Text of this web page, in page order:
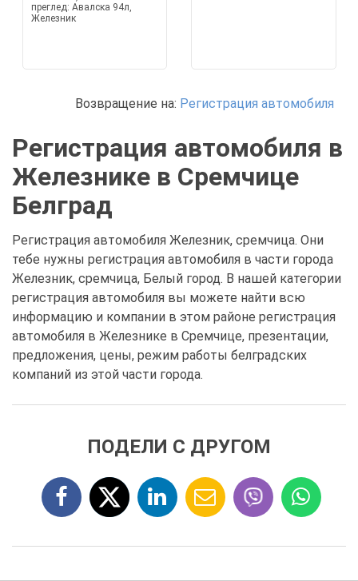
преглед: Авалска 94л,
Железник
Возвращение на: Регистрация автомобиля
Регистрация автомобиля в
Железнике в Сремчице
Белград
Регистрация автомобиля Железник, сремчица. Они
тебе нужны регистрация автомобиля в части города
Железник, сремчица, Белый город. В нашей категории
регистрация автомобиля вы можете найти всю
информацию и компании в этом районе регистрация
автомобиля в Железнике в Сремчице, презентации,
предложения, цены, режим работы белградских
компаний из этой части города.
ПОДЕЛИ С ДРУГОМ